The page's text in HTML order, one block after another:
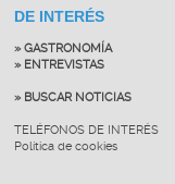
DE INTERÉS
» GASTRONOMÍA
» ENTREVISTAS
» BUSCAR NOTICIAS
TELÉFONOS DE INTERÉS
Política de cookies